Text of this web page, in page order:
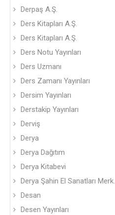
Derpaş A.Ş.
Ders Kitapları A.Ş.
Ders Kitapları A.Ş.
Ders Notu Yayınları
Ders Uzmanı
Ders Zamanı Yayınları
Dersim Yayınları
Derstakip Yayınları
Derviş
Derya
Derya Dağıtım
Derya Kitabevi
Derya Şahin El Sanatları Merk.
Desan
Desen Yayınları